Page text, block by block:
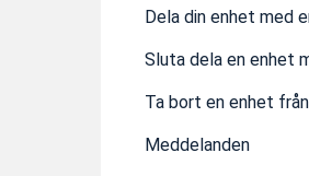
Dela din enhet med
Sluta dela en enhet
Ta bort en enhet
Meddelanden